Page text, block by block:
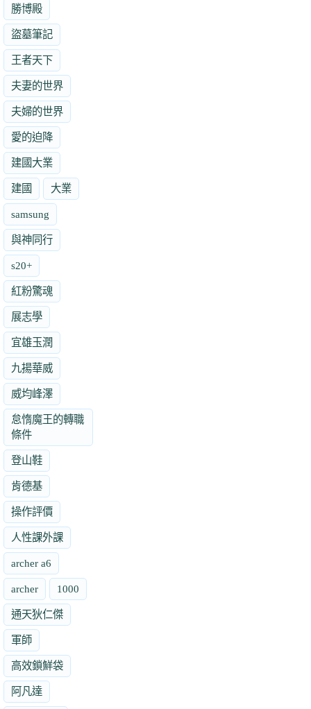
勝博殿
盜墓筆記
王者天下
夫妻的世界
夫婦的世界
愛的迫降
建國大業
建國 大業
samsung
與神同行
s20+
紅粉驚魂
展志學
宜雄玉潤
九揚華威
威均峰澤
怠惰魔王的轉職
條件
登山鞋
肯德基
操作評價
人性課外課
archer a6
archer 1000
通天狄仁傑
軍師
高效鎖鮮袋
阿凡達